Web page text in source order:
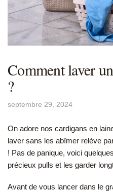
Comment laver
?
septembre 29, 2024
On adore nos cardigans en
laver sans les abîmer relève
! Pas de panique, voici
précieux pulls et les garder
Avant de vous lancer dans le